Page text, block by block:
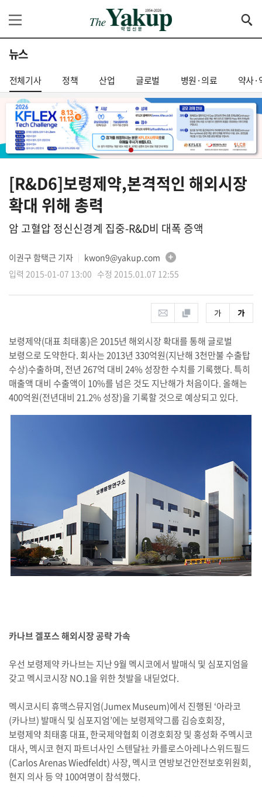
뉴스
전체기사 정책 산업 글로벌 병원·의료 약사·
[R&D6]보령제약,본격적인 해외시장
확대 위해 총력
암 고혈압 정신신경계 집중-R&D비 대폭 증액
이권구 함택근 기자
kwon9@yakup.com
입력 2015-01-07 13:00 수정 2015.01.07 12:55
보령제약(대표 최태홍)은 2015년 해외시장 확대를 통해 글로벌
보령으로 도약한다. 회사는 2013년 330억원(지난해 3천만불 수출탑
수상)수출하며, 전년 267억 대비 24% 성장한 수치를 기록했다. 특히
매출액 대비 수출액이 10%를 넘은 것도 지난해가 처음이다. 올해는
400억원(전년대비 21.2% 성장)을 기록할 것으로 예상되고 있다.
카나브 겔포스 해외시장 공략 가속
우선 보령제약 카나브는 지난 9월 멕시코에서 발매식 및 심포지엄을
갖고 멕시코시장 NO.1을 위한 첫발을 내딛었다.
멕시코시티 휴맥스뮤지엄(Jumex Museum)에서 진행된 ‘아라코
(카나브) 발매식 및 심포지엄’에는 보령제약그룹 김승호회장,
보령제약 최태홍 대표, 한국제약협회 이경호회장 및 홍성화 주멕시코
대사, 멕시코 현지 파트너사인 스텐달社 카를로스아레나스위드필드
(Carlos Arenas Wiedfeldt) 사장, 멕시코 연방보건안전보호위원회,
현지 의사 등 약 100여명이 참석했다.